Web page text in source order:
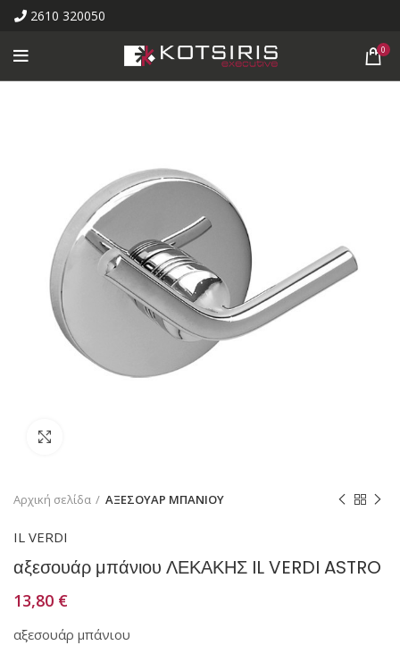
2610 320050
0
Αρχική σελίδα ΑΞΕΣΟΥΑΡ ΜΠΑΝΙΟΥ
IL VERDI
αξεσουάρ μπάνιου ΛΕΚΑΚΗΣ IL VERDI ASTRO
13,80 €
αξεσουάρ μπάνιου